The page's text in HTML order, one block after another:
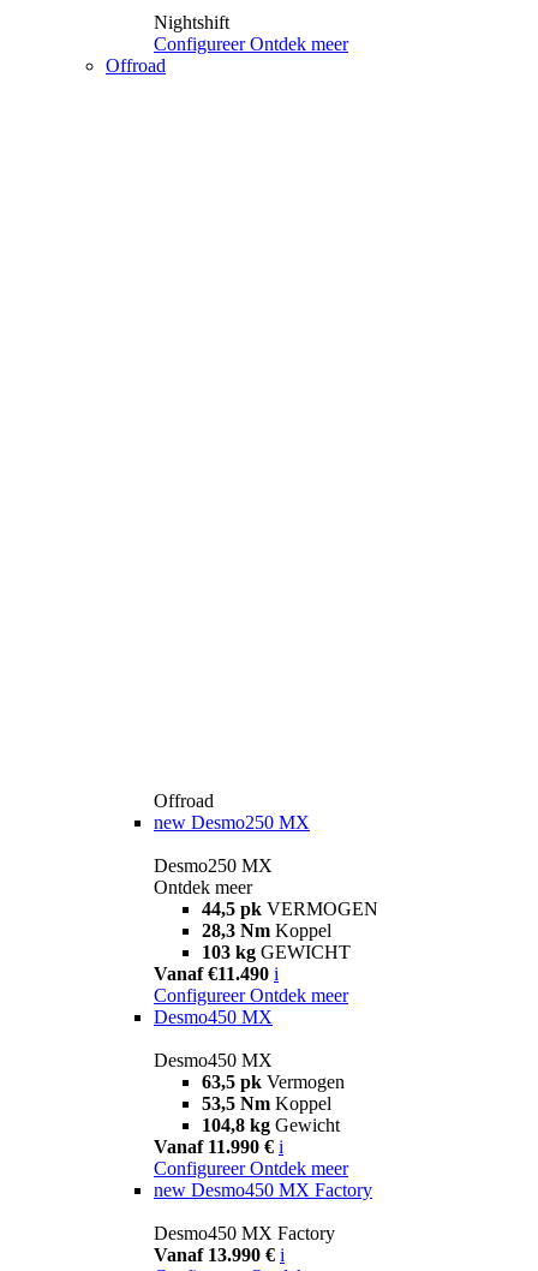
Nightshift
Configureer Ontdek meer
Offroad
Offroad
new Desmo250 MX
Desmo250 MX
Ontdek meer
44,5 pk VERMOGEN
28,3 Nm Koppel
103 kg GEWICHT
Vanaf €11.490 i
Configureer Ontdek meer
Desmo450 MX
Desmo450 MX
63,5 pk Vermogen
53,5 Nm Koppel
104,8 kg Gewicht
Vanaf 11.990 € i
Configureer Ontdek meer
new Desmo450 MX Factory
Desmo450 MX Factory
Vanaf 13.990 € i